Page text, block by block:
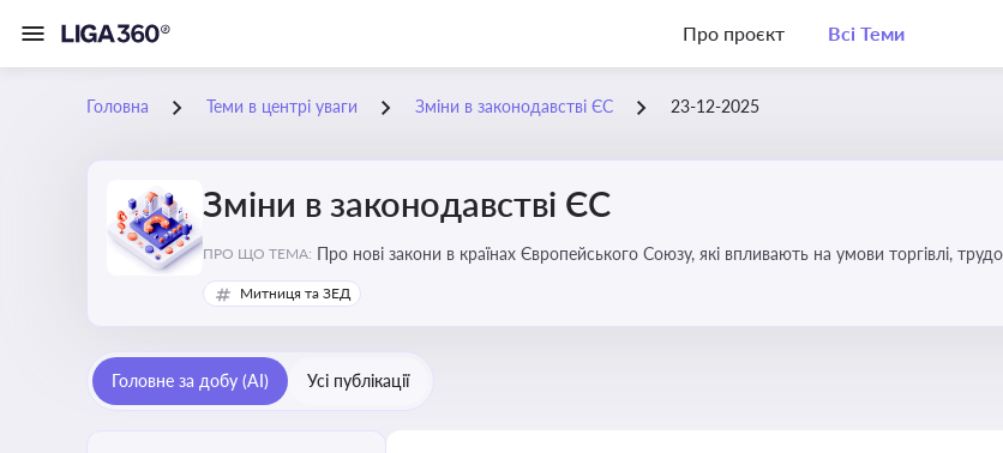
Про проєкт Всі Теми
Головна Теми в центрі уваги Зміни в законодавстві ЄС 23-12-2025
Зміни в законодавстві ЄС
ПРО ЩО ТЕМА: Про нові закони в країнах Європейського Союзу, які впливають на умови торгівлі, трудової міграції, інтеграції та перспективу членства України в
Євросоюзі
Митниця та ЗЕД
Головне за добу (AI) Усі публікації